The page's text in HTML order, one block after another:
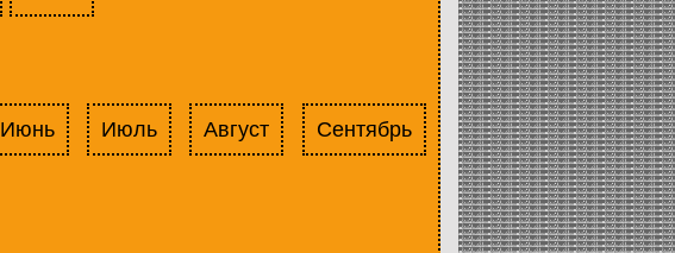
Июнь Июль Август Сентябрь